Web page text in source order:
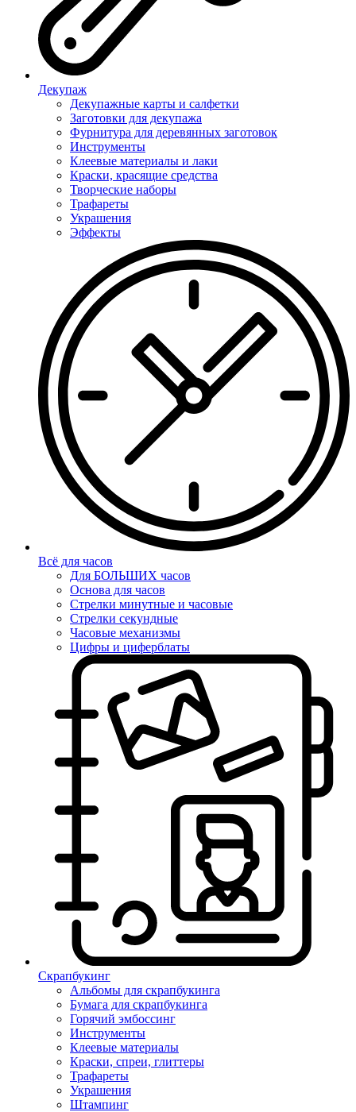
Декупаж
Декупажные карты и салфетки
Заготовки для декупажа
Фурнитура для деревянных заготовок
Инструменты
Клеевые материалы и лаки
Краски, красящие средства
Творческие наборы
Трафареты
Украшения
Эффекты
Всё для часов
Для БОЛЬШИХ часов
Основа для часов
Стрелки минутные и часовые
Стрелки секундные
Часовые механизмы
Цифры и циферблаты
Скрапбукинг
Альбомы для скрапбукинга
Бумага для скрапбукинга
Горячий эмбоссинг
Инструменты
Клеевые материалы
Краски, спреи, глиттеры
Трафареты
Украшения
Штампинг